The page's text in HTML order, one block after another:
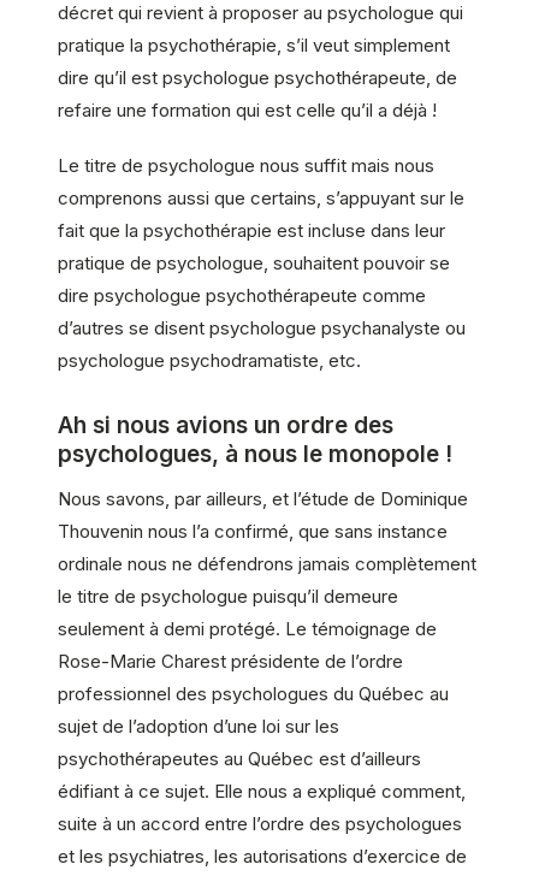
décret qui revient à proposer au psychologue qui
pratique la psychothérapie, s’il veut simplement
dire qu’il est psychologue psychothérapeute, de
refaire une formation qui est celle qu’il a déjà !
Le titre de psychologue nous suffit mais nous
comprenons aussi que certains, s’appuyant sur le
fait que la psychothérapie est incluse dans leur
pratique de psychologue, souhaitent pouvoir se
dire psychologue psychothérapeute comme
d’autres se disent psychologue psychanalyste ou
psychologue psychodramatiste, etc.
Ah si nous avions un ordre des
psychologues, à nous le monopole !
Nous savons, par ailleurs, et l’étude de Dominique
Thouvenin nous l’a confirmé, que sans instance
ordinale nous ne défendrons jamais complètement
le titre de psychologue puisqu’il demeure
seulement à demi protégé. Le témoignage de
Rose-Marie Charest présidente de l’ordre
professionnel des psychologues du Québec au
sujet de l’adoption d’une loi sur les
psychothérapeutes au Québec est d’ailleurs
édifiant à ce sujet. Elle nous a expliqué comment,
suite à un accord entre l’ordre des psychologues
et les psychiatres, les autorisations d’exercice de